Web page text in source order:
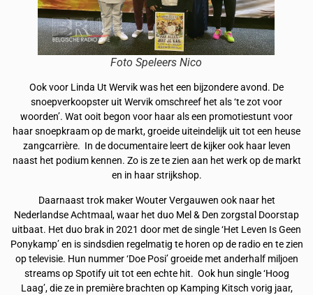
Foto Speleers Nico
Ook voor Linda Ut Wervik was het een bijzondere avond. De
snoepverkoopster uit Wervik omschreef het als ‘te zot voor
woorden’. Wat ooit begon voor haar als een promotiestunt voor
haar snoepkraam op de markt, groeide uiteindelijk uit tot een heuse
zangcarrière. In de documentaire leert de kijker ook haar leven
naast het podium kennen. Zo is ze te zien aan het werk op de markt
en in haar strijkshop.
Daarnaast trok maker Wouter Vergauwen ook naar het
Nederlandse Achtmaal, waar het duo Mel & Den zorgstal Doorstap
uitbaat. Het duo brak in 2021 door met de single ‘Het Leven Is Geen
Ponykamp’ en is sindsdien regelmatig te horen op de radio en te zien
op televisie. Hun nummer ‘Doe Posi’ groeide met anderhalf miljoen
streams op Spotify uit tot een echte hit. Ook hun single ‘Hoog
Laag’, die ze in première brachten op Kamping Kitsch vorig jaar,